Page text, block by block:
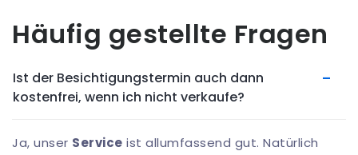
Häufig gestellte Fragen
Ist der Besichtigungstermin auch dann
kostenfrei, wenn ich nicht verkaufe?
Ja, unser Service ist allumfassend gut. Natürlich